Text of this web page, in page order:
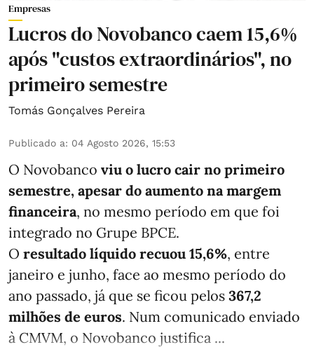
Empresas
Lucros do Novobanco caem 15,6%
após "custos extraordinários", no
primeiro semestre
Tomás Gonçalves Pereira
Publicado a: 04 Agosto 2026, 15:53
O Novobanco viu o lucro cair no primeiro
semestre, apesar do aumento na margem
financeira, no mesmo período em que foi
integrado no Grupe BPCE.
O resultado líquido recuou 15,6%, entre
janeiro e junho, face ao mesmo período do
ano passado, já que se ficou pelos 367,2
milhões de euros. Num comunicado enviado
à CMVM, o Novobanco justifica ...